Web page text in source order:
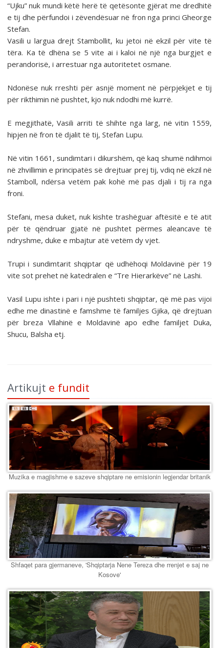
“Ujku” nuk mundi këtë herë të qetësonte gjërat me dredhitë
e tij dhe përfundoi i zëvendësuar në fron nga princi Gheorge
Stefan.
Vasili u largua drejt Stambollit, ku jetoi në ekzil për vite të
tëra. Ka të dhëna se 5 vite ai i kaloi në një nga burgjet e
perandorisë, i arrestuar nga autoritetet osmane.
Ndonëse nuk rreshti për asnjë moment në përpjekjet e tij
për rikthimin në pushtet, kjo nuk ndodhi më kurrë.
E megjithatë, Vasili arriti të shihte nga larg, në vitin 1559,
hipjen në fron të djalit të tij, Stefan Lupu.
Në vitin 1661, sundimtari i dikurshëm, që kaq shumë ndihmoi
në zhvillimin e principatës së drejtuar prej tij, vdiq në ekzil në
Stamboll, ndërsa vetëm pak kohë më pas djali i tij ra nga
froni.
Stefani, mesa duket, nuk kishte trashëguar aftësitë e të atit
për të qëndruar gjatë në pushtet përmes aleancave të
ndryshme, duke e mbajtur atë vetëm dy vjet.
Trupi i sundimtarit shqiptar që udhëhoqi Moldavinë për 19
vite sot prehet në katedralen e “Tre Hierarkëve” në Lashi.
Vasil Lupu ishte i pari i një pushteti shqiptar, që më pas vijoi
edhe me dinastinë e famshme të familjes Gjika, që drejtuan
për breza Vllahinë e Moldavinë apo edhe familjet Duka,
Shucu, Balsha etj.
Artikujt e fundit
Muzika e magjishme e sazeve shqiptare ne emisionin legjendar britanik
Shfaqet para gjermaneve, 'Shqiptarja Nene Tereza dhe rrenjet e saj ne
Kosove'